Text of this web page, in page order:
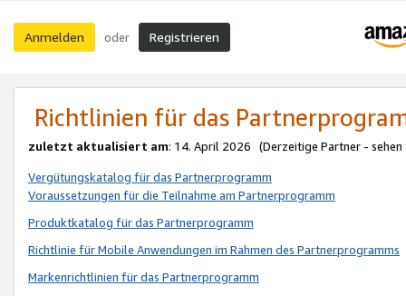
Anmelden oder Registrieren
Richtlinien für das
zuletzt aktualisiert am: 14. April 2026 (Derzeitige Partner - sehen
Vergütungskatalog für das Partnerprogramm
Voraussetzungen für die Teilnahme am Partnerprogramm
Produktkatalog für das Partnerprogramm
Richtlinie für Mobile Anwendungen im Rahmen des Partnerprogramms
Markenrichtlinien für das Partnerprogramm